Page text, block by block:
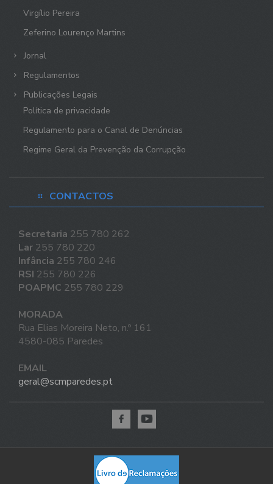
Virgílio Pereira
Zeferino Lourenço Martins
Jornal
Regulamentos
Publicações Legais
Política de privacidade
Regulamento para o Canal de Denúncias
Regime Geral da Prevenção da Corrupção
CONTACTOS
Secretaria 255 780 262
Lar 255 780 220
Infância 255 780 246
RSI 255 780 226
POAPMC 255 780 229
MORADA
Rua Elias Moreira Neto, n.º 161
4580-085 Paredes
EMAIL
geral@scmparedes.pt